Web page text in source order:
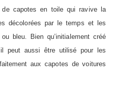
de capotes en toile qui ravive la
décolorées par le temps et les
bleu. Bien qu’initialement créé
peut aussi être utilisé pour les
aux capotes de voitures